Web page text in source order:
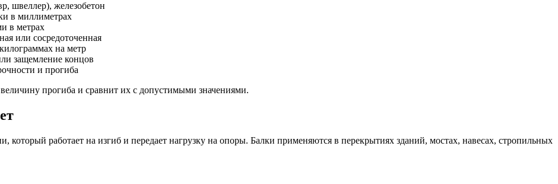
швеллер), железобетон
в миллиметрах
в метрах
или сосредоточенная
на метр
защемление концов
и прогиба
прогиба и сравнит их с допустимыми значениями.
который работает на изгиб и передает нагрузку на опоры. Балки применяются в перекрытиях зданий, мостах, навесах, стропильных